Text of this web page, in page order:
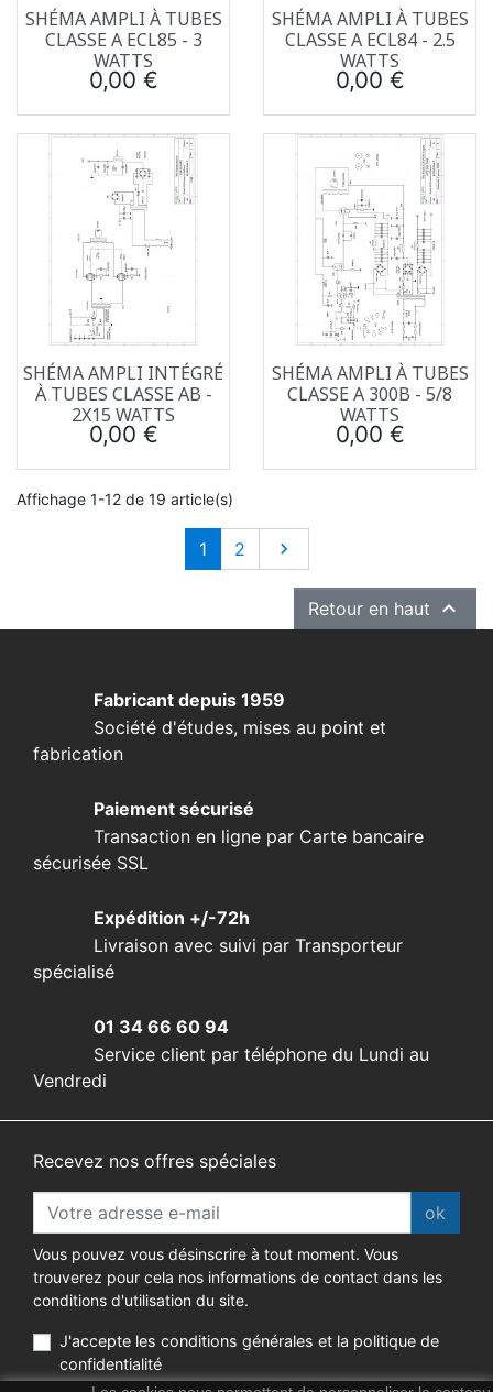
SHÉMA AMPLI À TUBES
CLASSE A ECL85 - 3
WATTS
Prix
0,00 €
SHÉMA AMPLI À TUBES
CLASSE A ECL84 - 2.5
WATTS
Prix
0,00 €
SHÉMA AMPLI INTÉGRÉ
À TUBES CLASSE AB -
2X15 WATTS
Prix
0,00 €
SHÉMA AMPLI À TUBES
CLASSE A 300B - 5/8
WATTS
Prix
0,00 €
Affichage 1-12 de 19 article(s)
1 2 Suivant

Retour en haut 
Fabricant depuis 1959
Société d'études, mises au point et
fabrication
Paiement sécurisé
Transaction en ligne par Carte bancaire
sécurisée SSL
Expédition +/-72h
Livraison avec suivi par Transporteur
spécialisé
01 34 66 60 94
Service client par téléphone du Lundi au
Vendredi
Recevez nos offres spéciales
ok
Vous pouvez vous désinscrire à tout moment. Vous
trouverez pour cela nos informations de contact dans les
conditions d'utilisation du site.
J'accepte les conditions générales et la politique de
confidentialité